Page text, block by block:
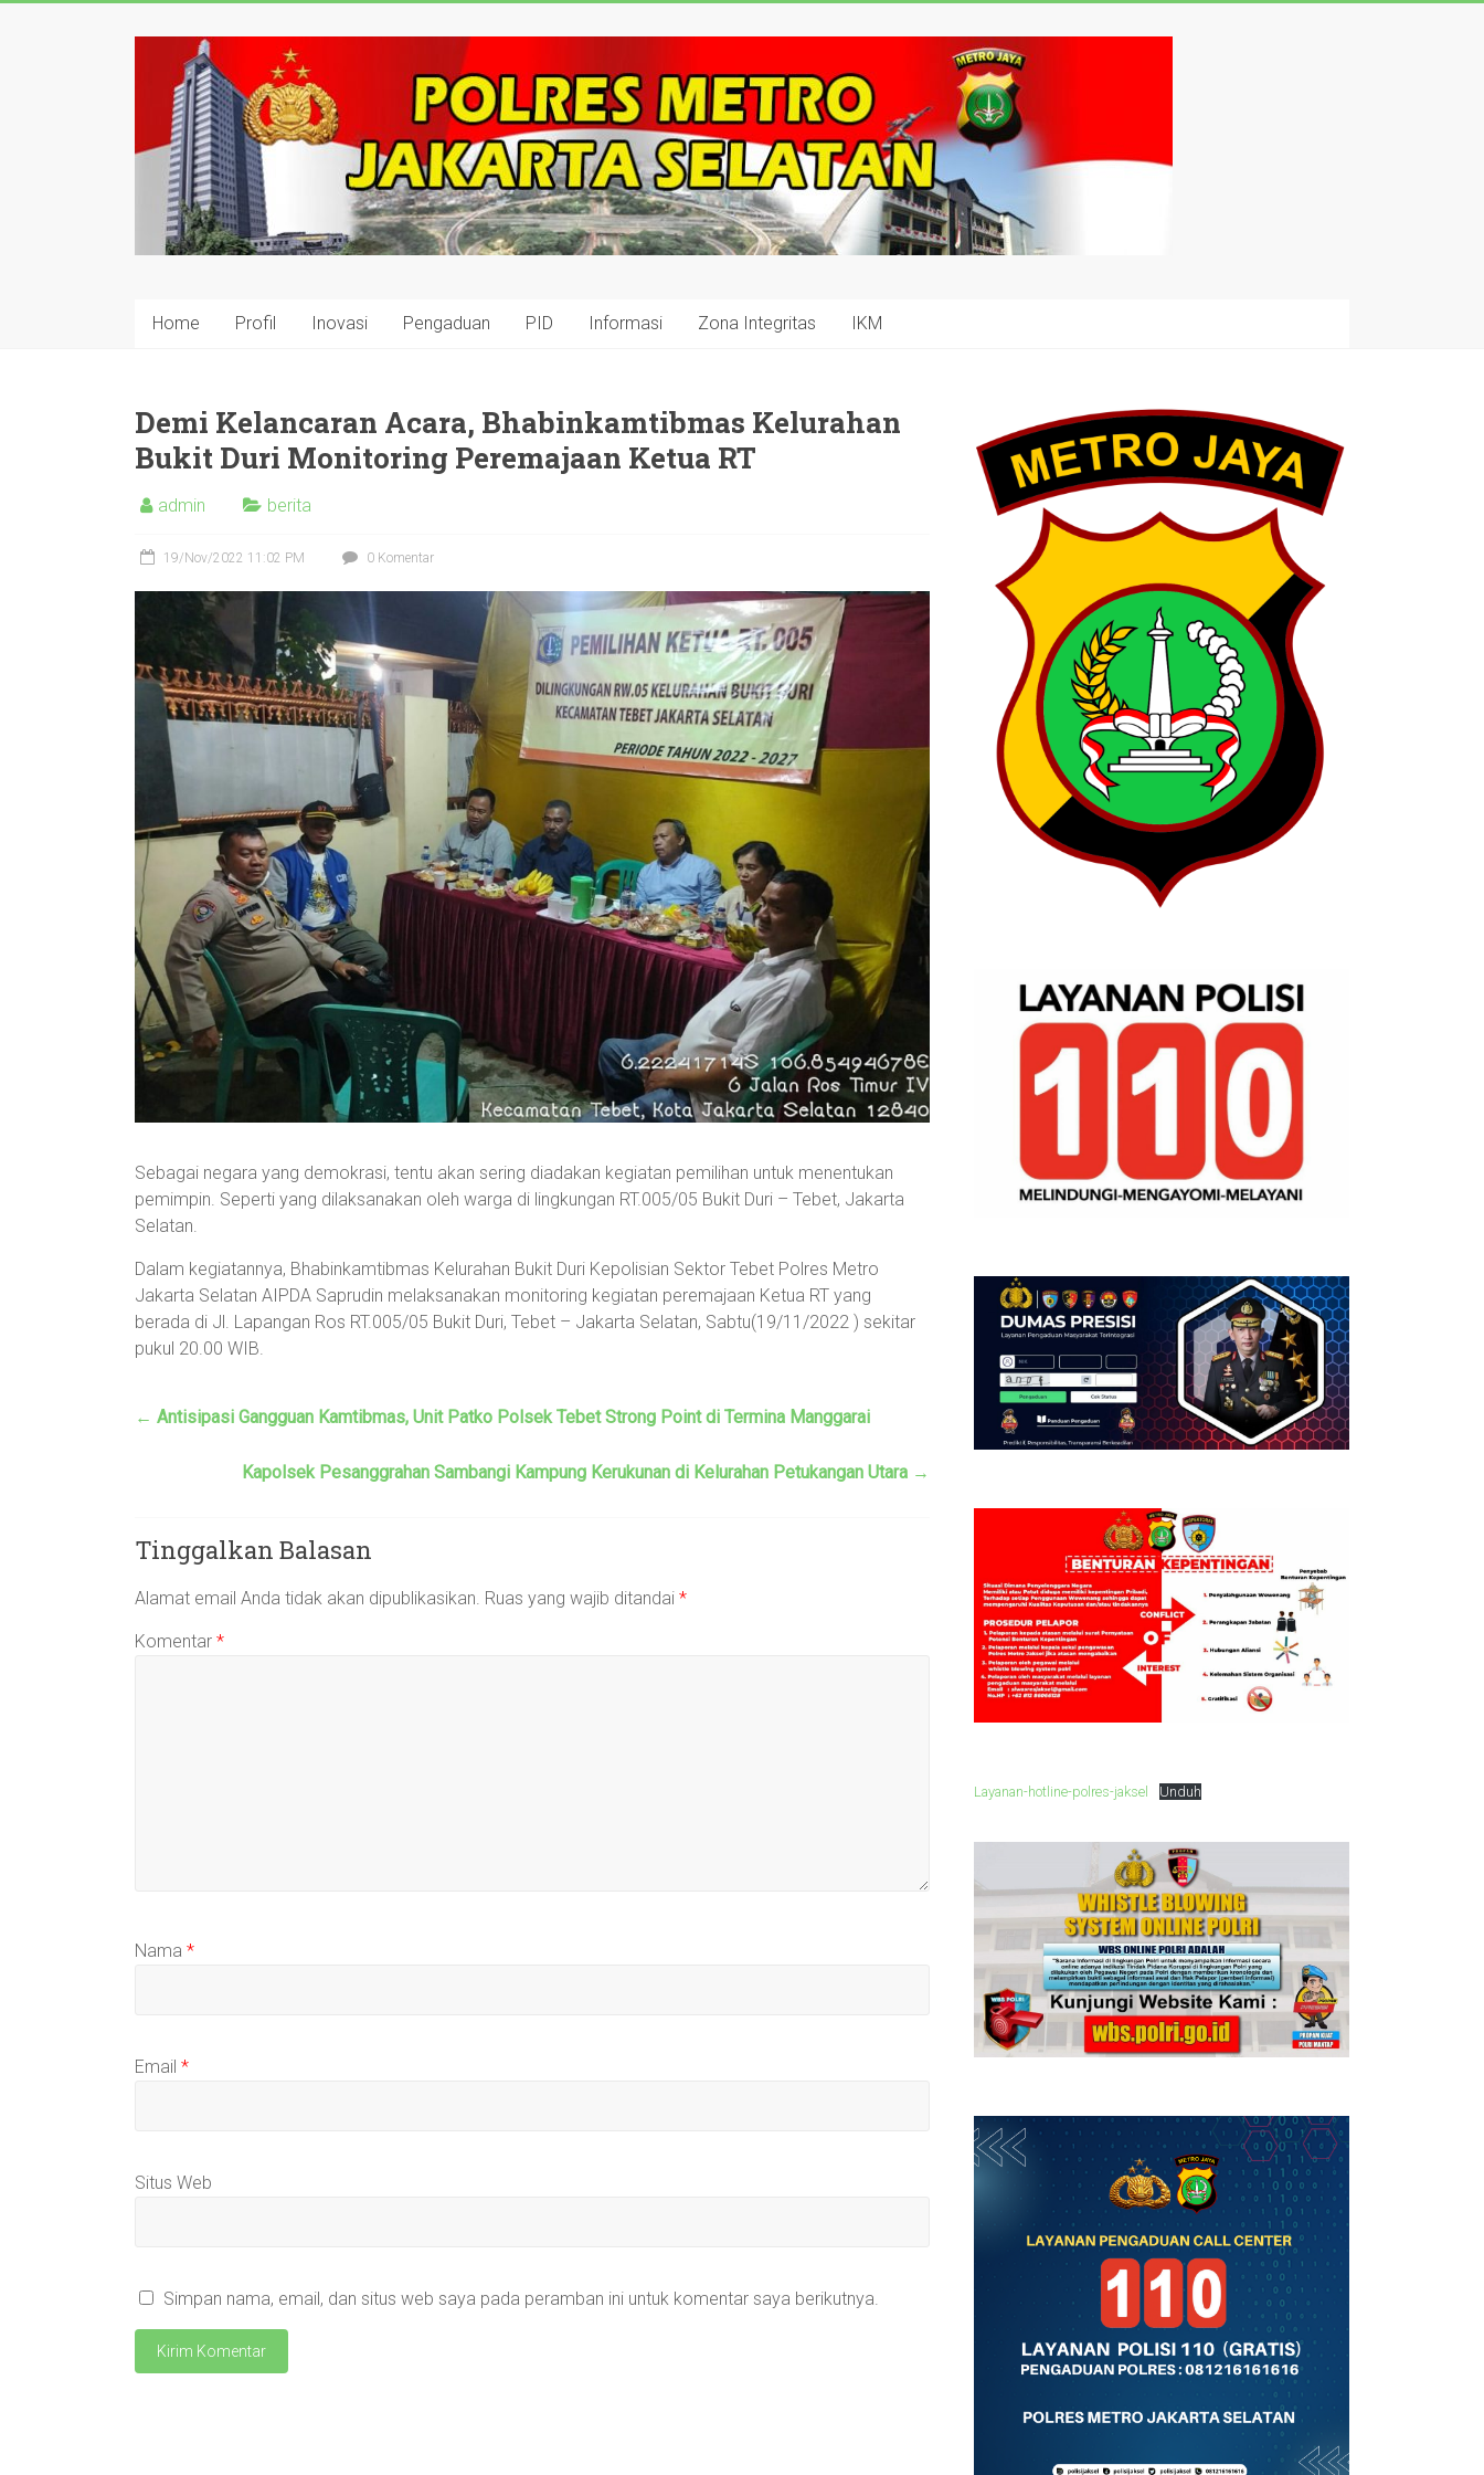
polisijaksel
Presisi
Home Profil Inovasi Pengaduan PID Informasi Zona Integritas IKM
Demi Kelancaran Acara, Bhabinkamtibmas Kelurahan
Bukit Duri Monitoring Peremajaan Ketua RT
admin berita
19/Nov/2022 11:02 PM 0 Komentar
Sebagai negara yang demokrasi, tentu akan sering diadakan kegiatan pemilihan untuk menentukan
pemimpin. Seperti yang dilaksanakan oleh warga di lingkungan RT.005/05 Bukit Duri – Tebet, Jakarta
Selatan.
Dalam kegiatannya, Bhabinkamtibmas Kelurahan Bukit Duri Kepolisian Sektor Tebet Polres Metro
Jakarta Selatan AIPDA Saprudin melaksanakan monitoring kegiatan peremajaan Ketua RT yang
berada di Jl. Lapangan Ros RT.005/05 Bukit Duri, Tebet – Jakarta Selatan, Sabtu(19/11/2022 ) sekitar
pukul 20.00 WIB.
← Antisipasi Gangguan Kamtibmas, Unit Patko Polsek Tebet Strong Point di Termina Manggarai
Kapolsek Pesanggrahan Sambangi Kampung Kerukunan di Kelurahan Petukangan Utara →
Tinggalkan Balasan
Alamat email Anda tidak akan dipublikasikan. Ruas yang wajib ditandai *
Komentar *
Nama *
Email *
Situs Web
Simpan nama, email, dan situs web saya pada peramban ini untuk komentar saya berikutnya.
Layanan-hotline-polres-jaksel Unduh